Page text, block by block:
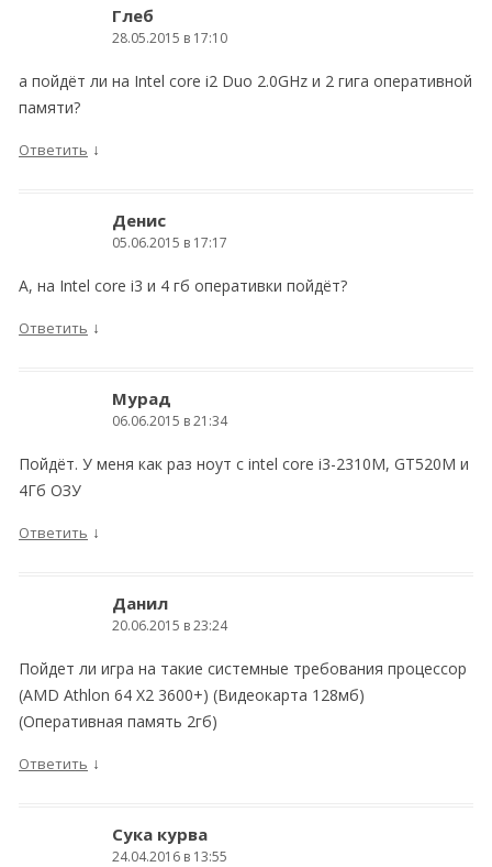
Глеб
28.05.2015 в 17:10
а пойдёт ли на Intel core i2 Duo 2.0GHz и 2 гига оперативной
памяти?
Ответить ↓
Денис
05.06.2015 в 17:17
А, на Intel core i3 и 4 гб оперативки пойдёт?
Ответить ↓
Мурад
06.06.2015 в 21:34
Пойдёт. У меня как раз ноут с intel core i3-2310M, GT520M и
4Гб ОЗУ
Ответить ↓
Данил
20.06.2015 в 23:24
Пойдет ли игра на такие системные требования процессор
(AMD Athlon 64 X2 3600+) (Видеокарта 128мб)
(Оперативная память 2гб)
Ответить ↓
Сука курва
24.04.2016 в 13:55